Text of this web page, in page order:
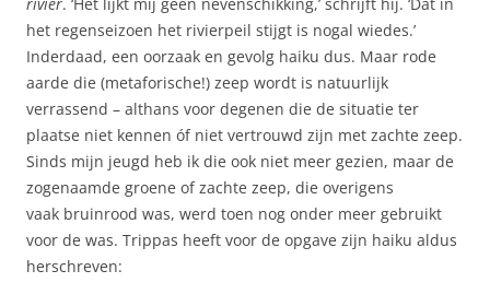
het regenseizoen het rivierpeil stijgt is nogal wiedes.’
Inderdaad, een oorzaak en gevolg haiku dus. Maar rode
aarde die (metaforische!) zeep wordt is natuurlijk
verrassend – althans voor degenen die de situatie ter
plaatse niet kennen óf niet vertrouwd zijn met zachte zeep.
Sinds mijn jeugd heb ik die ook niet meer gezien, maar de
zogenaamde groene of zachte zeep, die overigens
vaak bruinrood was, werd toen nog onder meer gebruikt
voor de was. Trippas heeft voor de opgave zijn haiku aldus
herschreven: